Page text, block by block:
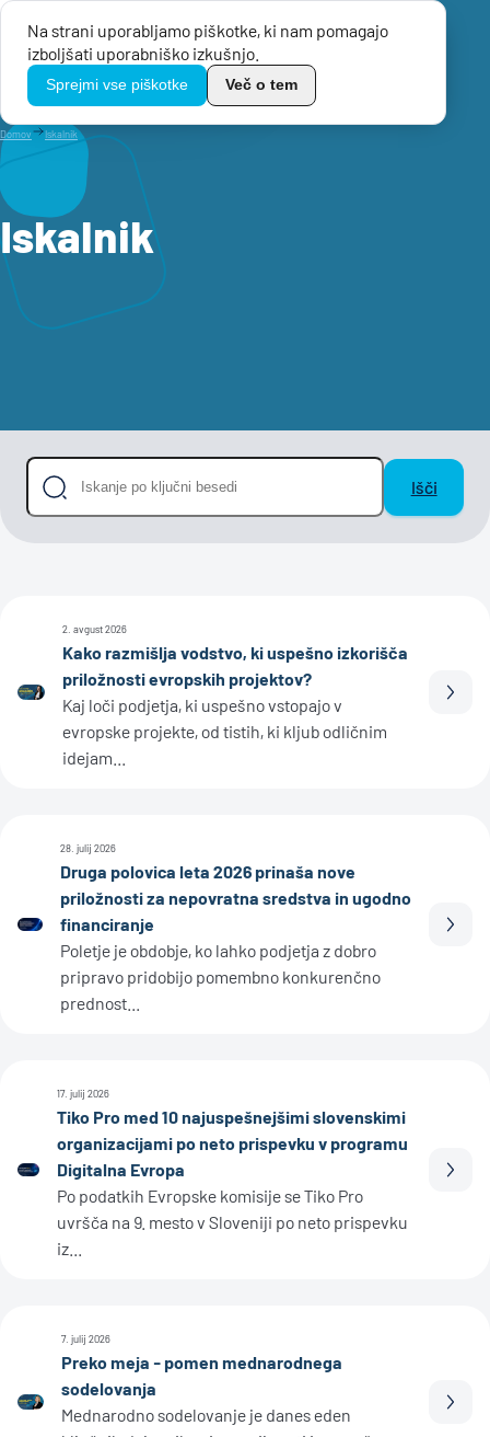
Na strani uporabljamo piškotke, ki nam pomagajo
izboljšati uporabniško izkušnjo.
Sprejmi vse piškotke Več o tem
TikoPro
Menu
Domov Iskalnik
Iskalnik
Išči
2. avgust 2026
Kako razmišlja vodstvo, ki uspešno izkorišča
priložnosti evropskih projektov?
Kaj loči podjetja, ki uspešno vstopajo v
evropske projekte, od tistih, ki kljub odličnim
idejam...
28. julij 2026
Druga polovica leta 2026 prinaša nove
priložnosti za nepovratna sredstva in ugodno
financiranje
Poletje je obdobje, ko lahko podjetja z dobro
pripravo pridobijo pomembno konkurenčno
prednost...
17. julij 2026
Tiko Pro med 10 najuspešnejšimi slovenskimi
organizacijami po neto prispevku v programu
Digitalna Evropa
Po podatkih Evropske komisije se Tiko Pro
uvršča na 9. mesto v Sloveniji po neto prispevku
iz...
7. julij 2026
Preko meja - pomen mednarodnega
sodelovanja
Mednarodno sodelovanje je danes eden